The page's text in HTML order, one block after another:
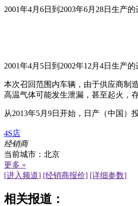
2001年4月6日到2003年6月28日生产的
2001年4月5日到2002年12月4日生产的
本次召回范围内车辆，由于供应商制
高温气体可能发生泄漏，甚至起火，
从2013年5月9日开始，日产（中国）
4S店
经销商
当前城市： 北京
更多 »
[进入频道] [经销商报价] [详细参数]
相关报道：